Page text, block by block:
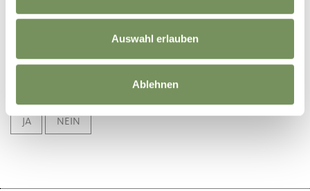
Auswahl erlauben
Ablehnen
JA NEIN